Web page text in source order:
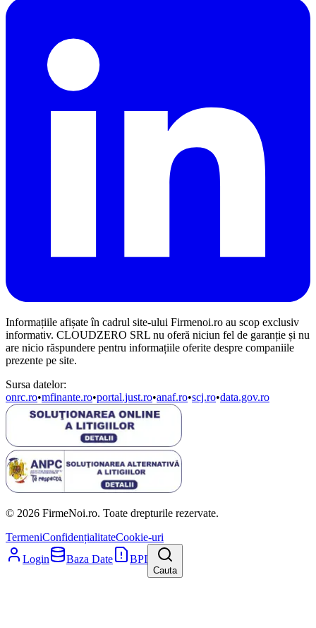
Informațiile afișate în cadrul site-ului Firmenoi.ro au scop exclusiv
informativ. CLOUDZERO SRL nu oferă niciun fel de garanție și nu
are nicio răspundere pentru informațiile oferite despre companiile
prezente pe site.
Sursa datelor:
onrc.ro•mfinante.ro•portal.just.ro•anaf.ro•scj.ro•data.gov.ro
© 2026 FirmeNoi.ro. Toate drepturile rezervate.
TermeniConfidențialitateCookie-uri
Login
Baza Date BPI
Cauta